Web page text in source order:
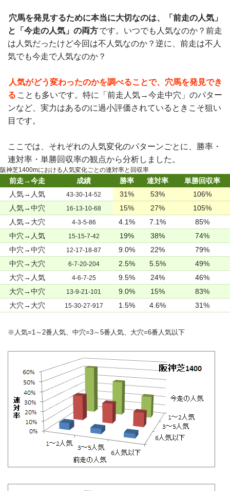
穴馬を発見するために本当に大切なのは、「前走の人気」
と「今走の人気」の両方です。いつでも人気なのか？前走
は人気だったけど今回は不人気なのか？逆に、前走は不人
気でも今走で人気なのか？
人気がどう変わったのかを調べることで、穴馬を発見でき
る ことも多いです。特に「前走人気→今走中穴」のパター
ンなど、実力はあるのに過小評価されているときこそ狙い
目です。
ここでは、それぞれの人気変化のパターンごとに、勝率・
連対率・単勝回収率の観点から分析しました。
阪神芝1400mにおける人気変化ごとの連対率と回収率
前走→今走 成績 勝率 連対率
単勝回収率
人気→人気
43-30-14-52 31% 53%
106%
人気→中穴
16-13-10-68 15% 27%
105%
人気→大穴
4-3-5-86 4.1% 7.1%
85%
中穴→人気
15-15-7-42 19% 38%
74%
中穴→中穴
12-17-18-87 9.0% 22%
79%
中穴→大穴
6-7-20-204 2.5% 5.5%
49%
大穴→人気
4-6-7-25 9.5% 24%
46%
大穴→中穴
13-9-21-101 9.0% 15%
83%
大穴→大穴
15-30-27-917 1.5% 4.6% 31%
※人気=1～2番人気、中穴=3～5番人気、大穴=6番人気以下